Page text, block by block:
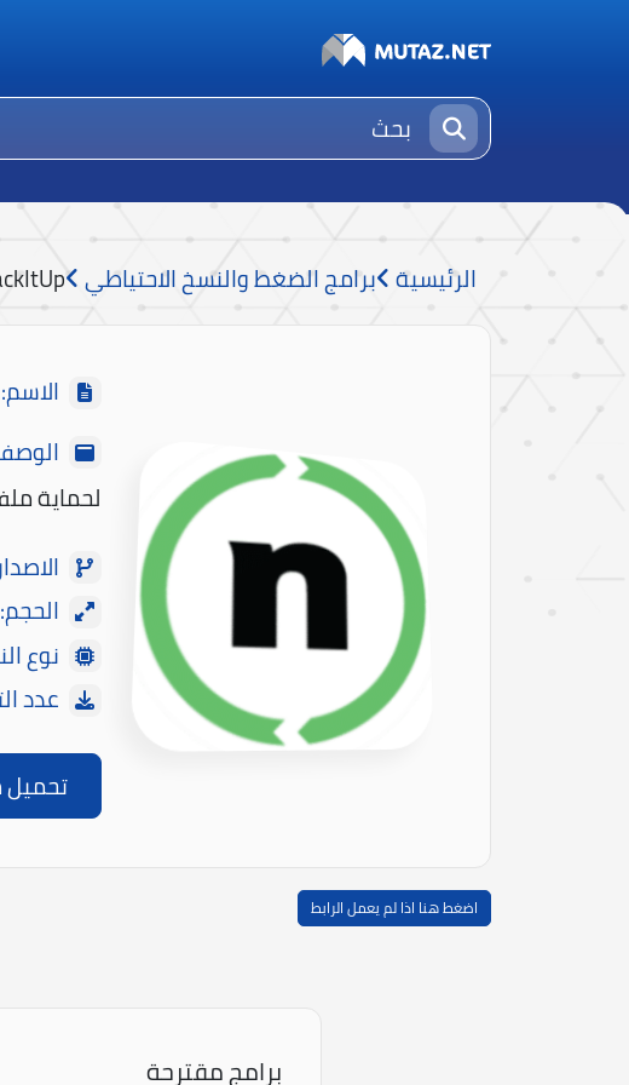
الرئيسية برامج الضغط والنسخ الاحتياطي
الاسم:
لحماية
الحجم:
نوع
عدد
تحميل
اضغط هنا اذا لم يعمل الرابط
برامج مقترحة